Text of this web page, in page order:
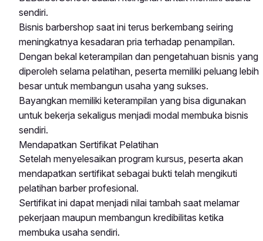
sendiri.
Bisnis barbershop saat ini terus berkembang seiring
meningkatnya kesadaran pria terhadap penampilan.
Dengan bekal keterampilan dan pengetahuan bisnis yang
diperoleh selama pelatihan, peserta memiliki peluang lebih
besar untuk membangun usaha yang sukses.
Bayangkan memiliki keterampilan yang bisa digunakan
untuk bekerja sekaligus menjadi modal membuka bisnis
sendiri.
Mendapatkan Sertifikat Pelatihan
Setelah menyelesaikan program kursus, peserta akan
mendapatkan sertifikat sebagai bukti telah mengikuti
pelatihan barber profesional.
Sertifikat ini dapat menjadi nilai tambah saat melamar
pekerjaan maupun membangun kredibilitas ketika
membuka usaha sendiri.